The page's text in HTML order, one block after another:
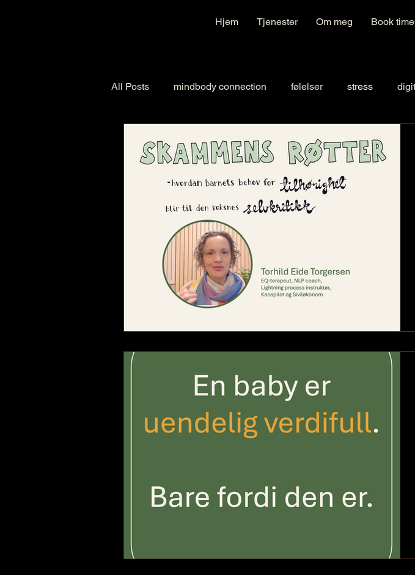
Hjem Tjenester Om meg Book time
All Posts mindbody connection følelser stress